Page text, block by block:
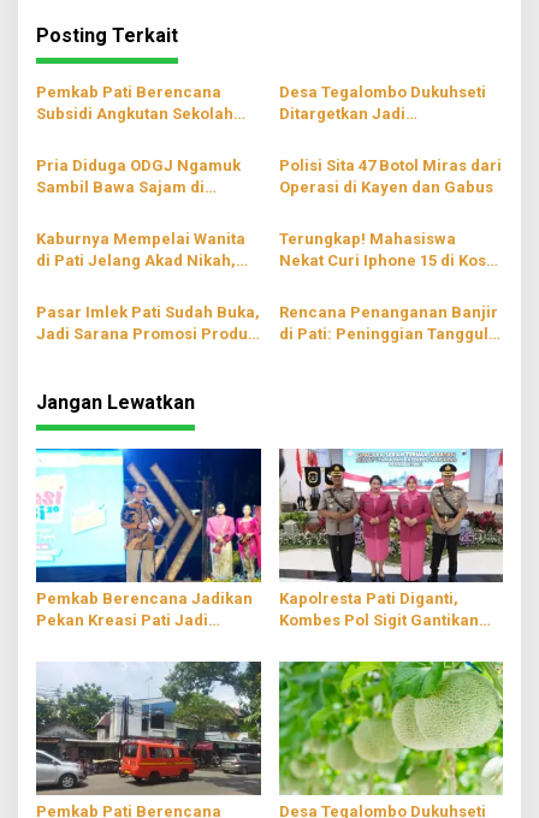
Posting Terkait
Pemkab Pati Berencana
Subsidi Angkutan Sekolah
Desa Tegalombo Dukuhseti
Ditargetkan Jadi
Modern
Pria Diduga ODGJ Ngamuk
Sambil Bawa Sajam di
Polisi Sita 47 Botol Miras dari
Operasi di Kayen dan Gabus
Kaburnya Mempelai Wanita
di Pati Jelang Akad Nikah,
Ditemukan
Terungkap! Mahasiswa
Nekat Curi Iphone 15 di Kos
Pasar Imlek Pati Sudah Buka,
Jadi Sarana Promosi Produk
Rencana Penanganan Banjir
di Pati: Peninggian Tanggul
Jangan Lewatkan
Pemkab Berencana Jadikan
Pekan Kreasi Pati Jadi
Kapolresta Pati Diganti,
Kombes Pol Sigit Gantikan
Pemkab Pati Berencana
Desa Tegalombo Dukuhseti